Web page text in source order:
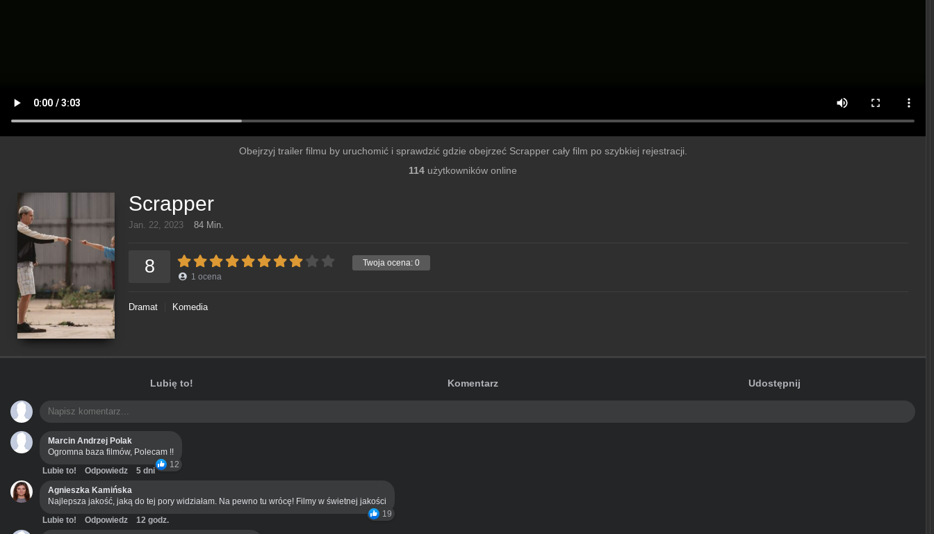
Obejrzyj trailer filmu by uruchomić i sprawdzić gdzie obejrzeć Scrapper cały film po szybkiej rejestracji.
114 użytkowników online
Scrapper
Jan. 22, 2023 84 Min.
Twoja ocena: 0
8 1 ocena
Dramat Komedia
Lubię to! Komentarz Udostępnij
Marcin Andrzej Polak
Ogromna baza filmów, Polecam !!
12
Lubie to! Odpowiedz
5 dni
Agnieszka Kamińska
Najlepsza jakość, jaką do tej pory widziałam. Na pewno tu wrócę! Filmy w świetnej jakości
19
Lubie to! Odpowiedz
12 godz.